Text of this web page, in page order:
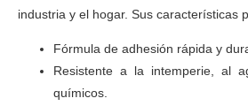
industria y el hogar. Sus características
Fórmula de adhesión rápida y
Resistente a la intemperie, al
químicos.